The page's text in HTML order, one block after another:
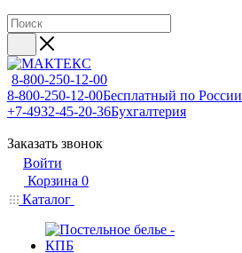
8-800-250-12-00
8-800-250-12-00Бесплатный по России
+7-4932-45-20-36Бухгалтерия
Заказать звонок
Войти
Корзина 0
Каталог